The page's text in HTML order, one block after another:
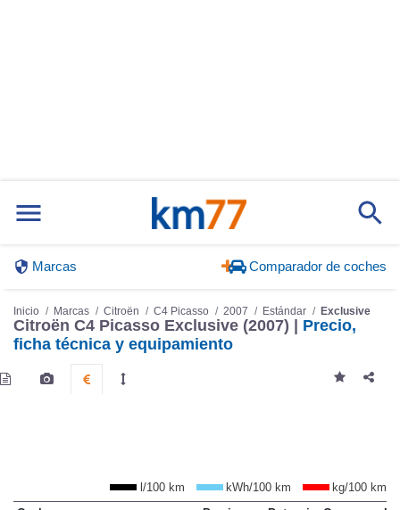
Marcas Comparador de coches
Inicio Marcas Citroën C4 Picasso 2007 Estándar Exclusive
Citroën C4 Picasso Exclusive (2007) | Precio,
ficha técnica y equipamiento
l/100 km kWh/100 km
kg/100 km